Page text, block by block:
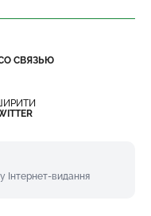
СВЯЗЬЮ
Інтернет-видання